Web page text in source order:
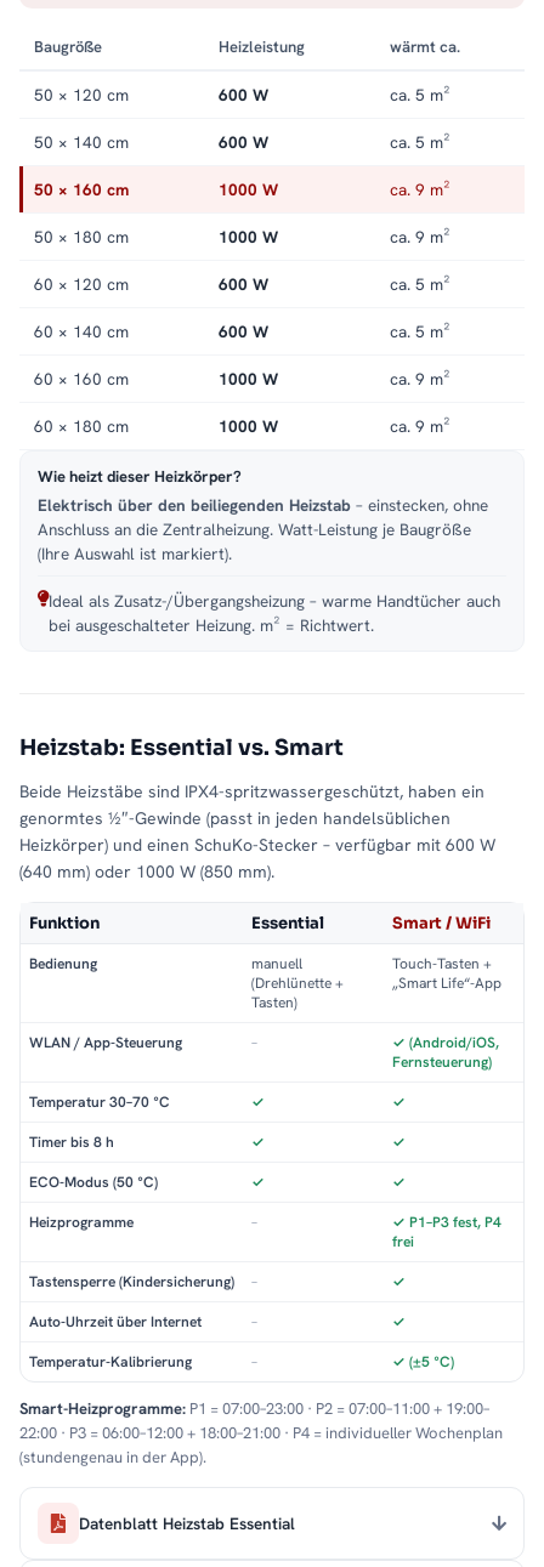
Handtuchheizkörper elektrisch
Baugröße Heizleistung wärmt ca.
50 × 120 cm 600 W ca. 5 m²
50 × 140 cm 600 W ca. 5 m²
50 × 160 cm 1000 W ca. 9 m²
50 × 180 cm 1000 W ca. 9 m²
60 × 120 cm 600 W ca. 5 m²
60 × 140 cm 600 W ca. 5 m²
60 × 160 cm 1000 W ca. 9 m²
60 × 180 cm 1000 W ca. 9 m²
Wie heizt dieser Heizkörper?
Elektrisch über den beiliegenden Heizstab – einstecken, ohne
Anschluss an die Zentralheizung. Watt-Leistung je Baugröße
(Ihre Auswahl ist markiert).
Ideal als Zusatz-/Übergangsheizung – warme Handtücher auch
bei ausgeschalteter Heizung. m² = Richtwert.
Heizstab: Essential vs. Smart
Beide Heizstäbe sind IPX4-spritzwassergeschützt, haben ein
genormtes ½″-Gewinde (passt in jeden handelsüblichen
Heizkörper) und einen SchuKo-Stecker – verfügbar mit 600 W
(640 mm) oder 1000 W (850 mm).
Funktion Essential Smart / WiFi
Bedienung
manuell
(Drehlünette +
Tasten)
Touch-Tasten +
„Smart Life“-App
WLAN / App-Steuerung –
✓ (Android/iOS,
Fernsteuerung)
Temperatur 30–70 °C ✓ ✓
Timer bis 8 h ✓ ✓
ECO-Modus (50 °C) ✓ ✓
Heizprogramme –
✓ P1–P3 fest, P4
frei
Tastensperre (Kindersicherung) – ✓
Auto-Uhrzeit über Internet – ✓
Temperatur-Kalibrierung – ✓ (±5 °C)
Smart-Heizprogramme: P1 = 07:00–23:00 · P2 = 07:00–11:00 + 19:00–
22:00 · P3 = 06:00–12:00 + 18:00–21:00 · P4 = individueller Wochenplan
(stundengenau in der App).
Datenblatt Heizstab Essential